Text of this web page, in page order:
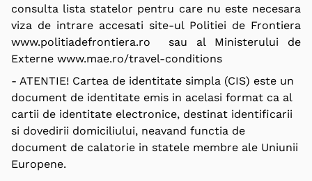
consulta lista statelor pentru care nu este necesara
viza de intrare accesati site-ul Politiei de Frontiera
www.politiadefrontiera.ro sau al Ministerului de
Externe www.mae.ro/travel-conditions
- ATENTIE! Cartea de identitate simpla (CIS) este un
document de identitate emis in acelasi format ca al
cartii de identitate electronice, destinat identificarii
si dovedirii domiciliului, neavand functia de
document de calatorie in statele membre ale Uniunii
Europene.